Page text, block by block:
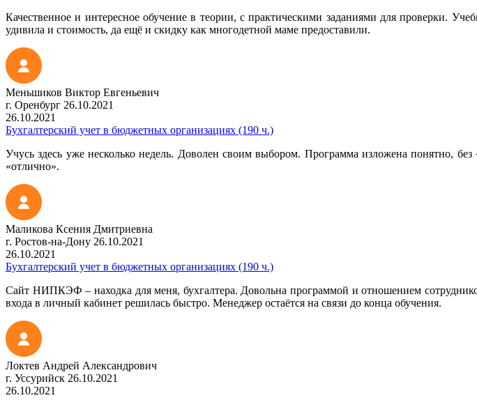
Качественное и интересное обучение в теории, с практическими заданиями для проверки.
удивила и стоимость, да ещё и скидку как многодетной маме предоставили.
Меньшиков Виктор Евгеньевич
г. Оренбург 26.10.2021
26.10.2021
Бухгалтерский учет в бюджетных организациях (190 ч.)
Учусь здесь уже несколько недель. Доволен своим выбором. Программа изложена понятно,
«отлично».
Маликова Ксения Дмитриевна
г. Ростов-на-Дону 26.10.2021
26.10.2021
Бухгалтерский учет в бюджетных организациях (190 ч.)
Сайт НИПКЭФ – находка для меня, бухгалтера. Довольна программой и отношением
входа в личный кабинет решилась быстро. Менеджер остаётся на связи до конца обучения.
Локтев Андрей Александрович
г. Уссурийск 26.10.2021
26.10.2021